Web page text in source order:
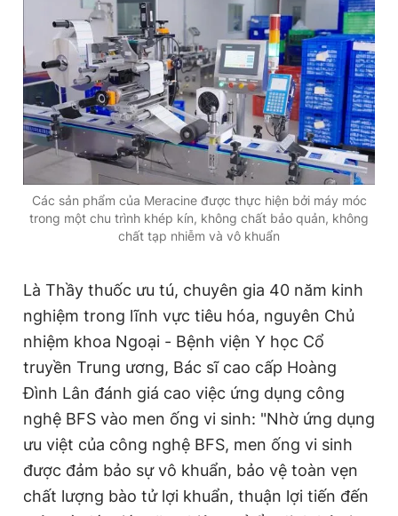
Các sản phẩm của Meracine được thực hiện bởi máy móc
trong một chu trình khép kín, không chất bảo quản, không
chất tạp nhiễm và vô khuẩn
Là Thầy thuốc ưu tú, chuyên gia 40 năm kinh
nghiệm trong lĩnh vực tiêu hóa, nguyên Chủ
nhiệm khoa Ngoại - Bệnh viện Y học Cổ
truyền Trung ương, Bác sĩ cao cấp Hoàng
Đình Lân đánh giá cao việc ứng dụng công
nghệ BFS vào men ống vi sinh: "Nhờ ứng dụng
ưu việt của công nghệ BFS, men ống vi sinh
được đảm bảo sự vô khuẩn, bảo vệ toàn vẹn
chất lượng bào tử lợi khuẩn, thuận lợi tiến đến